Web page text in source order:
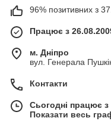
96% позитивних з
Працює з
м. Дніпро
вул. Генерала
Контакти
Сьогодні працює
Показати весь